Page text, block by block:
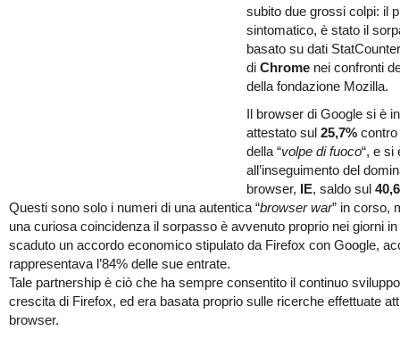
subito due grossi colpi: il
sintomatico, è stato il
basato su dati
di Chrome nei confronti
della fondazione Mozilla.
Il browser di Google si è
attestato sul 25,7%
della “volpe di fuoco“, e si
all’inseguimento del
browser, IE, saldo sul
Questi sono solo i numeri di una autentica “browser war” in corso,
una curiosa coincidenza il sorpasso è avvenuto proprio nei giorni
scaduto un accordo economico stipulato da Firefox con Google,
rappresentava l’84% delle sue entrate.
Tale partnership è ciò che ha sempre consentito il continuo
crescita di Firefox, ed era basata proprio sulle ricerche effettuate
browser.